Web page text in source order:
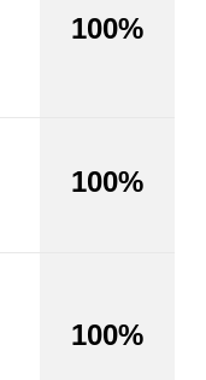
100%
100%
100%